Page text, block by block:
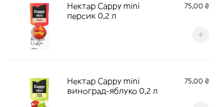
Нектар Cappy mini
персик 0,2 л
75,00 ₴
Нектар Cappy mini
виноград-яблуко 0,2 л
75,00 ₴